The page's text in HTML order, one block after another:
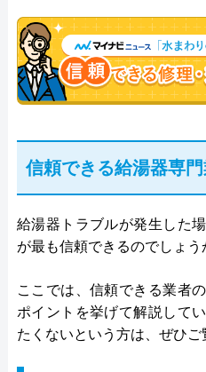
信頼できる給湯器専
給湯器トラブルが発生した
が最も信頼できるのでしょう
ここでは、信頼できる業者
ポイントを挙げて解説して
たくないという方は、ぜひご